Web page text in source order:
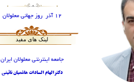
12 آذر روز جهانی معلولان
لینک های مفید
جامعه اینترنتی معلولان ایران
دکترالهام السادات هاشمیان نائینی